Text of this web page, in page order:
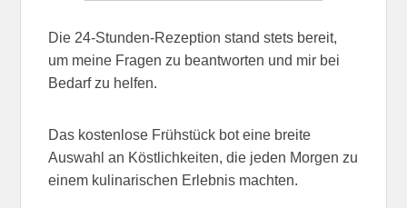
Die 24-Stunden-Rezeption stand stets bereit,
um meine Fragen zu beantworten und mir bei
Bedarf zu helfen.
Das kostenlose Frühstück bot eine breite
Auswahl an Köstlichkeiten, die jeden Morgen zu
einem kulinarischen Erlebnis machten.